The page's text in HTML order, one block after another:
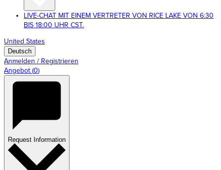
LIVE-CHAT MIT EINEM VERTRETER VON RICE LAKE VON 6:30
BIS 18:00 UHR CST.
United States
Deutsch
Anmelden / Registrieren
Angebot (0)
Request Information